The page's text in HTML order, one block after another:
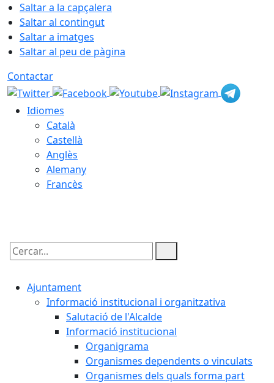
Saltar a la capçalera
Saltar al contingut
Saltar a imatges
Saltar al peu de pàgina
Contactar
Idiomes
Català
Castellà
Anglès
Alemany
Francès
Cercar:
Ajuntament
Informació institucional i organitzativa
Salutació de l'Alcalde
Informació institucional
Organigrama
Organismes dependents o vinculats
Organismes dels quals forma part